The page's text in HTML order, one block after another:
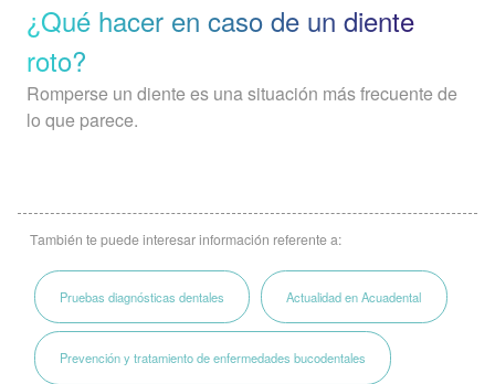
¿Qué hacer en caso de un diente
roto?
Romperse un diente es una situación más frecuente de
lo que parece.
También te puede interesar información referente a:
Pruebas diagnósticas dentales Actualidad en Acuadental
Prevención y tratamiento de enfermedades bucodentales